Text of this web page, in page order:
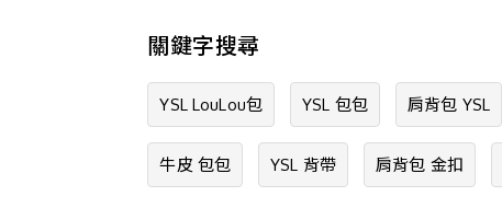
關鍵字搜尋
YSL LouLou包 YSL 包包 肩背包 YSL
牛皮 包包 YSL 背帶 肩背包 金扣